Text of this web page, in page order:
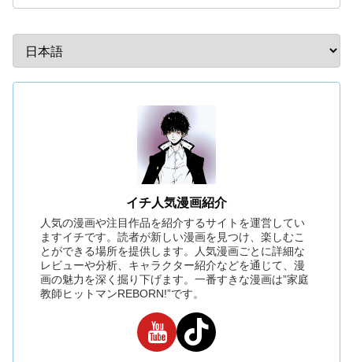
イチ人気漫画紹介
人気の漫画や注目作品を紹介するサイトを運営してい
ますイチです。読者が新しい漫画を見つけ、楽しむこ
とができる場所を提供します。人気漫画ごとに詳細な
レビューや分析、キャラクター紹介などを通じて、漫
画の魅力を深く掘り下げます。一番すきな漫画は”家庭
教師ヒットマンREBORN!”です。